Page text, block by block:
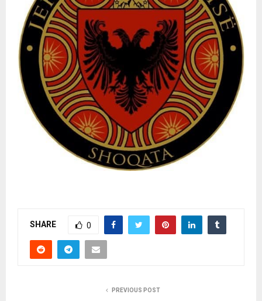
SHARE 0
PREVIOUS POST